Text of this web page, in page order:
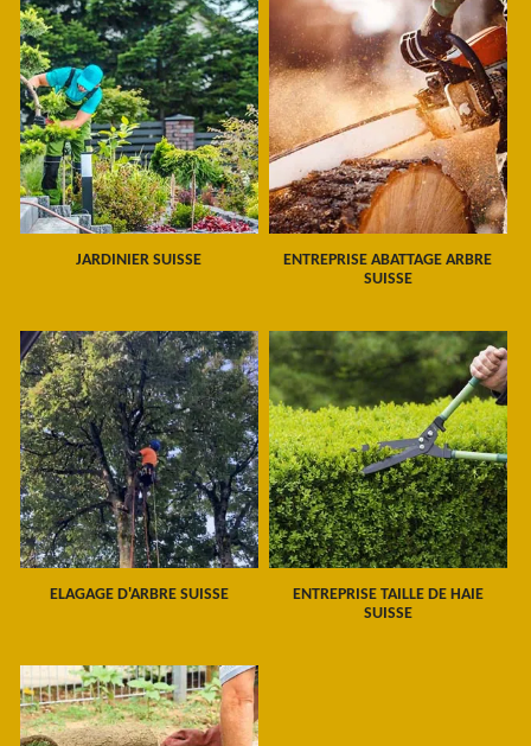
JARDINIER SUISSE
ENTREPRISE ABATTAGE ARBRE
SUISSE
ELAGAGE D'ARBRE SUISSE
ENTREPRISE TAILLE DE HAIE
SUISSE